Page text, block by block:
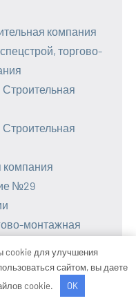
компания
торгово-
компания
№29
монтажная
компания
компания
компания
cookie для улучшения
сайтом, вы даете
cookie.
OK